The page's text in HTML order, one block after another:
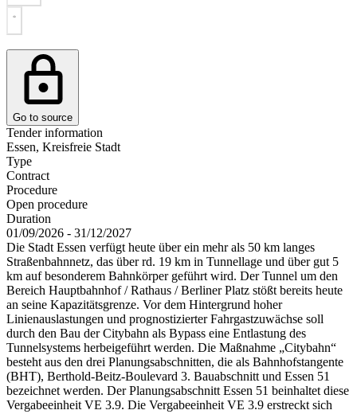
Go to source
Tender information
Essen, Kreisfreie Stadt
Type
Contract
Procedure
Open procedure
Duration
01/09/2026 - 31/12/2027
Die Stadt Essen verfügt heute über ein mehr als 50 km langes
Straßenbahnnetz, das über rd. 19 km in Tunnellage und über gut 5
km auf besonderem Bahnkörper geführt wird. Der Tunnel um den
Bereich Hauptbahnhof / Rathaus / Berliner Platz stößt bereits heute
an seine Kapazitätsgrenze. Vor dem Hintergrund hoher
Linienauslastungen und prognostizierter Fahrgastzuwächse soll
durch den Bau der Citybahn als Bypass eine Entlastung des
Tunnelsystems herbeigeführt werden. Die Maßnahme „Citybahn“
besteht aus den drei Planungsabschnitten, die als Bahnhofstangente
(BHT), Berthold-Beitz-Boulevard 3. Bauabschnitt und Essen 51
bezeichnet werden. Der Planungsabschnitt Essen 51 beinhaltet diese
Vergabeeinheit VE 3.9. Die Vergabeeinheit VE 3.9 erstreckt sich